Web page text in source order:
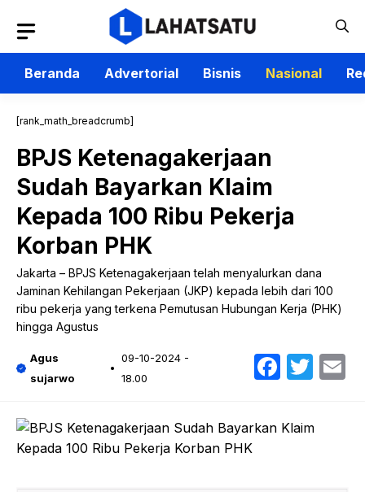
isi
Beranda
Advertorial Bisnis Nasional
[rank_math_breadcrumb]
BPJS Ketenagakerjaan
Sudah Bayarkan Klaim
Kepada 100 Ribu Pekerja
Korban PHK
Jakarta – BPJS Ketenagakerjaan telah menyalurkan dana
Jaminan Kehilangan Pekerjaan (JKP) kepada lebih dari 100
ribu pekerja yang terkena Pemutusan Hubungan Kerja (PHK)
hingga Agustus
Agus
sujarwo
09-10-2024 -
18.00